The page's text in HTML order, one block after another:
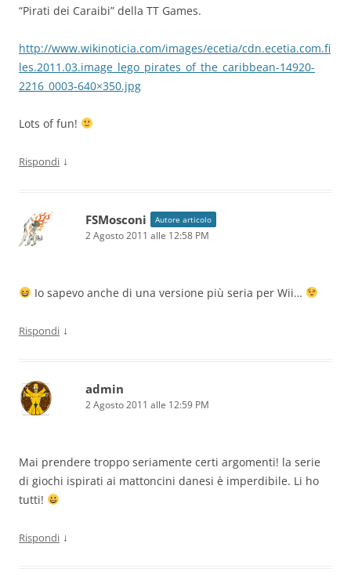
“Pirati dei Caraibi” della TT Games.
http://www.wikinoticia.com/images/ecetia/cdn.ecetia.com.fi
les.2011.03.image_lego_pirates_of_the_caribbean-14920-
2216_0003-640×350.jpg
Lots of fun!
Rispondi ↓
FSMosconi Autore articolo
2 Agosto 2011 alle 12:58 PM
Io sapevo anche di una versione più seria per Wii…
Rispondi ↓
admin
2 Agosto 2011 alle 12:59 PM
Mai prendere troppo seriamente certi argomenti! la serie
di giochi ispirati ai mattoncini danesi è imperdibile. Li ho
tutti!
Rispondi ↓